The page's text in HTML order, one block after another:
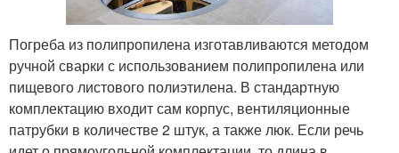
Погреба из полипропилена изготавливаются методом
ручной сварки с использованием полипропилена или
пищевого листового полиэтилена. В стандартную
комплектацию входит сам корпус, вентиляционные
патрубки в количестве 2 штук, а также люк. Если речь